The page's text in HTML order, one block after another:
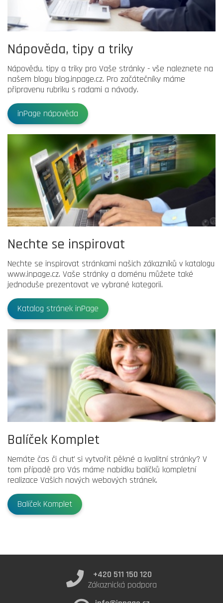
Nápověda, tipy a triky
Nápovědu, tipy a triky pro Vaše stránky - vše naleznete na
našem blogu blog.inpage.cz. Pro začátečníky máme
připravenu rubriku s radami a návody.
inPage nápověda
Nechte se inspirovat
Nechte se inspirovat stránkami našich zákazníků v katalogu
www.inpage.cz. Vaše stránky a doménu můžete také
jednoduše prezentovat ve vybrané kategorii.
Katalog stránek inPage
Balíček Komplet
Nemáte čas či chuť si vytvořit pěkné a kvalitní stránky? V
tom případě pro Vás máme nabídku balíčků kompletní
realizace Vašich nových webových stránek.
Balíček Komplet
+420 511 150 120
Zákaznická podpora